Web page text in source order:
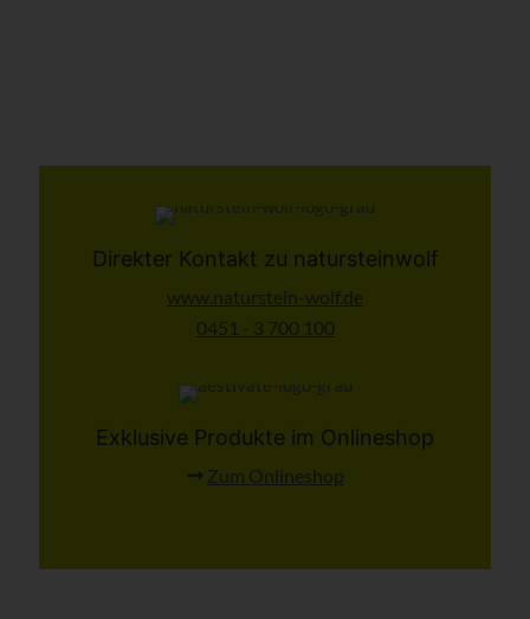
Direkter Kontakt zu natursteinwolf
www.naturstein-wolf.de
0451 - 3 700 100
Exklusive Produkte im Onlineshop
Zum Onlineshop